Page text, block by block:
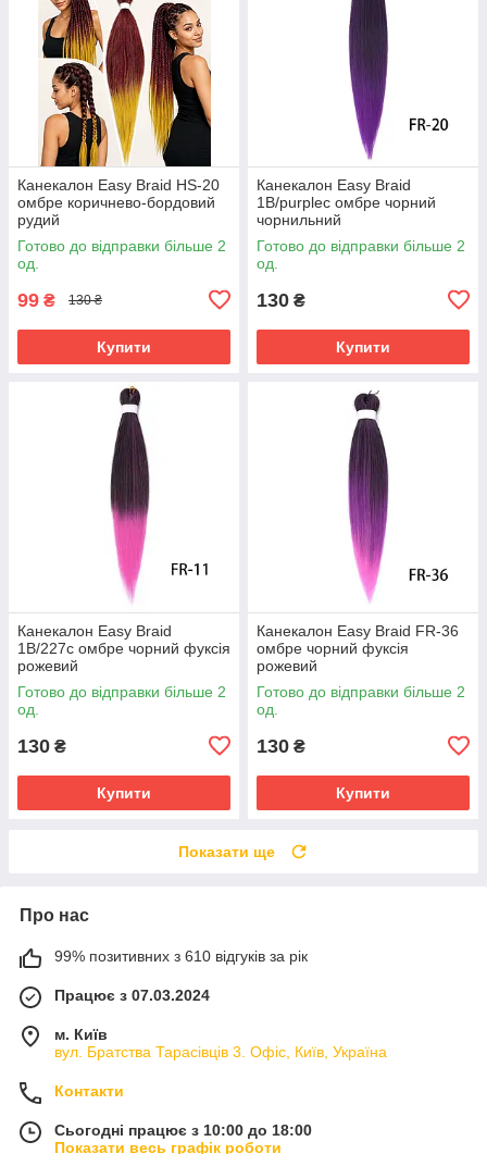
Канекалон Easy Braid HS-20
омбре коричнево-бордовий
рудий
Готово до відправки більше 2
од.
99 ₴ 130 ₴
Купити
Канекалон Easy Braid
1В/purpleс омбре чорний
чорнильний
Готово до відправки більше 2
од.
130 ₴
Купити
Канекалон Easy Braid
1В/227с омбре чорний фуксія
рожевий
Готово до відправки більше 2
од.
130 ₴
Купити
Канекалон Easy Braid FR-36
омбре чорний фуксія
рожевий
Готово до відправки більше 2
од.
130 ₴
Купити
Показати ще
Про нас
99% позитивних з 610 відгуків за рік
Працює з 07.03.2024
м. Київ
вул. Братства Тарасівців 3. Офіс, Київ, Україна
Контакти
Сьогодні працює з 10:00 до 18:00
Показати весь графік роботи